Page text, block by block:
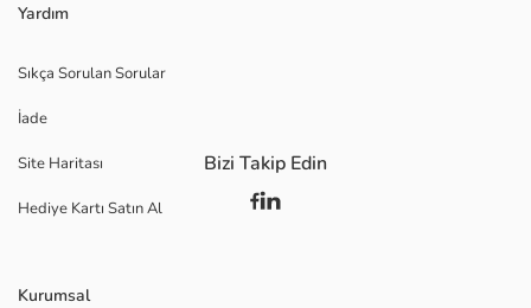
Yardım
Sıkça Sorulan Sorular
İade
Site Haritası
Hediye Kartı Satın Al
Kurumsal
Bizi Takip Edin